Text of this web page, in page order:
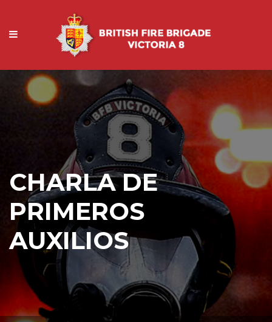
CHARLA DE
PRIMEROS
AUXILIOS